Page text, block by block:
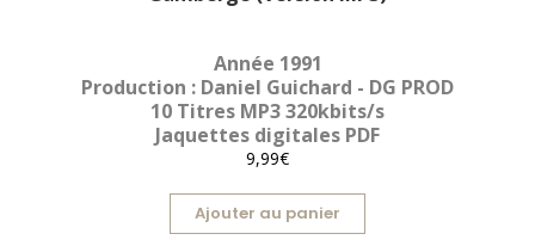
Année 1991
Production : Daniel Guichard - DG PROD
10 Titres MP3 320kbits/s
Jaquettes digitales PDF
9,99€
Ajouter au panier